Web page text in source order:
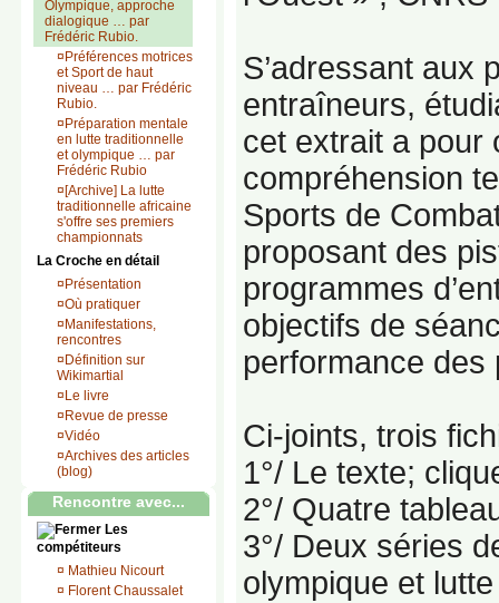
Olympique, approche
dialogique … par
Frédéric Rubio.
¤ Préférences motrices
et Sport de haut
niveau … par Frédéric
Rubio.
¤ Préparation mentale
en lutte traditionnelle
et olympique … par
Frédéric Rubio
¤[Archive] La lutte
traditionnelle africaine
s'offre ses premiers
championnats
La Croche en détail
¤ Présentation
¤Où pratiquer
¤ Manifestations,
rencontres
¤ Définition sur
Wikimartial
¤ Le livre
¤ Revue de presse
¤Vidéo
¤Archives des articles
(blog)
Rencontre avec...
Les
compétiteurs
¤ Mathieu Nicourt
¤ Florent Chaussalet
S’adressant aux
entraîneurs,
cet extrait a pour
compréhension
Sports de
proposant des
programmes
objectifs de
performance des
Ci-joints, trois
1°/ Le texte;
2°/ Quatre
3°/ Deux séries
olympique et